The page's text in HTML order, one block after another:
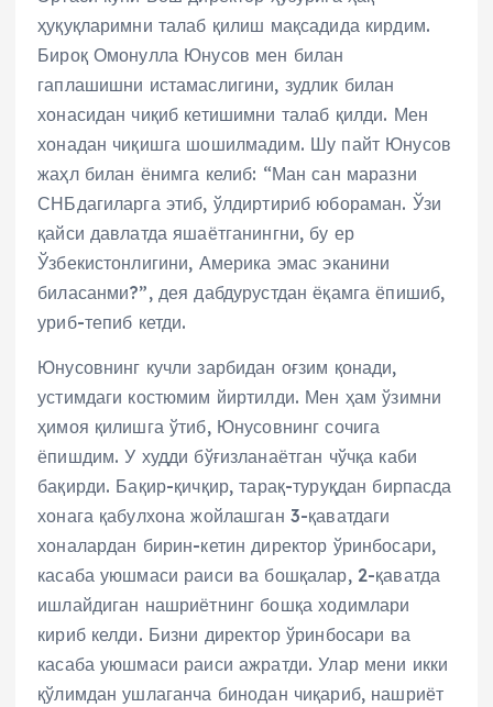
ҳуқуқларимни талаб қилиш мақсадида кирдим.
Бироқ Омонулла Юнусов мен билан
гаплашишни истамаслигини, зудлик билан
хонасидан чиқиб кетишимни талаб қилди. Мен
хонадан чиқишга шошилмадим. Шу пайт Юнусов
жаҳл билан ёнимга келиб: “Ман сан маразни
СНБдагиларга этиб, ўлдиртириб юбораман. Ўзи
қайси давлатда яшаётганингни, бу ер
Ўзбекистонлигини, Америка эмас эканини
биласанми?”, дея дабдурустдан ёқамга ёпишиб,
уриб-тепиб кетди.
Юнусовнинг кучли зарбидан оғзим қонади,
устимдаги костюмим йиртилди. Мен ҳам ўзимни
ҳимоя қилишга ўтиб, Юнусовнинг сочига
ёпишдим. У худди бўғизланаётган чўчқа каби
бақирди. Бақир-қичқир, тарақ-туруқдан бирпасда
хонага қабулхона жойлашган 3-қаватдаги
хоналардан бирин-кетин директор ўринбосари,
касаба уюшмаси раиси ва бошқалар, 2-қаватда
ишлайдиган нашриётнинг бошқа ходимлари
кириб келди. Бизни директор ўринбосари ва
касаба уюшмаси раиси ажратди. Улар мени икки
қўлимдан ушлаганча бинодан чиқариб, нашриёт